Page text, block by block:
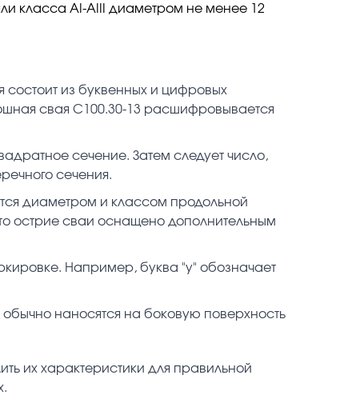
класса АI-АIII диаметром не менее 12
из буквенных и цифровых
свая С100.30-13 расшифровывается
сечение. Затем следует число,
сечения.
диаметром и классом продольной
острие сваи оснащено дополнительным
Например, буква "у" обозначает
наносятся на боковую поверхность
их характеристики для правильной